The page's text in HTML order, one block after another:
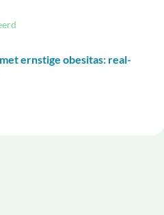
ernstige obesitas: real-